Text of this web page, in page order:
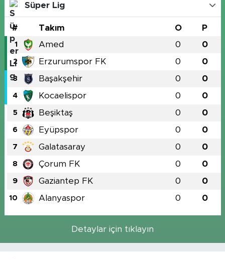
Süper Lig
# Takım O P
1 Amed 0 0
2 Erzurumspor FK 0 0
3 Başakşehir 0 0
4 Kocaelispor 0 0
5 Beşiktaş 0 0
6 Eyüpspor 0 0
7 Galatasaray 0 0
8 Çorum FK 0 0
9 Gaziantep FK 0 0
10 Alanyaspor 0 0
Detaylar için tıklayın